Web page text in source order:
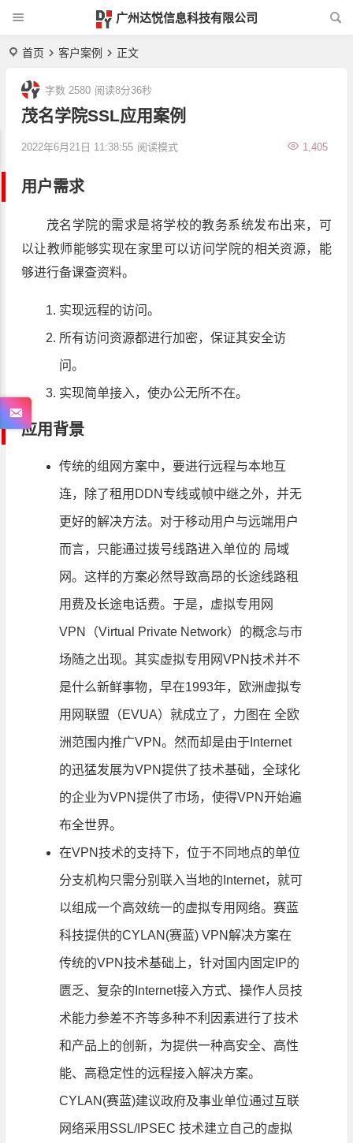
广州达悦信息科技有限公司
首页 客户案例 正文
茂名学院SSL应用案例
2022年6月21日 11:38:55 1,405
字数 2580 阅读8分36秒
阅读模式
用户需求
茂名学院的需求是将学校的教务系统发布出来，可
以让教师能够实现在家里可以访问学院的相关资源，能
够进行备课查资料。
实现远程的访问。
所有访问资源都进行加密，保证其安全访
问。
实现简单接入，使办公无所不在。
应用背景
传统的组网方案中，要进行远程与本地互
连，除了租用DDN专线或帧中继之外，并无
更好的解决方法。对于移动用户与远端用户
而言，只能通过拨号线路进入单位的 局域
网。这样的方案必然导致高昂的长途线路租
用费及长途电话费。于是，虚拟专用网
VPN（Virtual Private Network）的概念与市
场随之出现。其实虚拟专用网VPN技术并不
是什么新鲜事物，早在1993年，欧洲虚拟专
用网联盟（EVUA）就成立了，力图在 全欧
洲范围内推广VPN。然而却是由于Internet
的迅猛发展为VPN提供了技术基础，全球化
的企业为VPN提供了市场，使得VPN开始遍
布全世界。
在VPN技术的支持下，位于不同地点的单位
分支机构只需分别联入当地的Internet，就可
以组成一个高效统一的虚拟专用网络。赛蓝
科技提供的CYLAN(赛蓝) VPN解决方案在
传统的VPN技术基础上，针对国内固定IP的
匮乏、复杂的Internet接入方式、操作人员技
术能力参差不齐等多种不利因素进行了技术
和产品上的创新，为提供一种高安全、高性
能、高稳定性的远程接入解决方案。
CYLAN(赛蓝)建议政府及事业单位通过互联
网络采用SSL/IPSEC 技术建立自己的虚拟